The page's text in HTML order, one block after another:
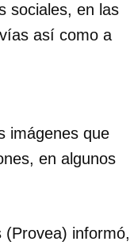
sociales, en las
así como a
imágenes que
en algunos
(Provea) informó,